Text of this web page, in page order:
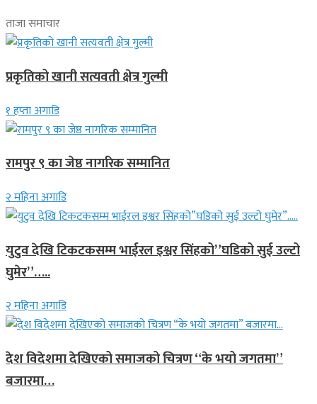
ताजा समाचार
प्रकृतिको खानी सत्यवती क्षेत्र गुल्मी
१ हप्ता अगाडि
रामपुर ९ का जेष्ठ नागरिक सम्मानित
२ महिना अगाडि
युटुव देखि टिकटकसम्म भाईरल इश्वर सिंहको”घडिको सुई उल्टो
घुमेर”…..
२ महिना अगाडि
देश विदेशमा देखिएको समाजको चित्रण “के भयो जगतमा”
बजारमा…